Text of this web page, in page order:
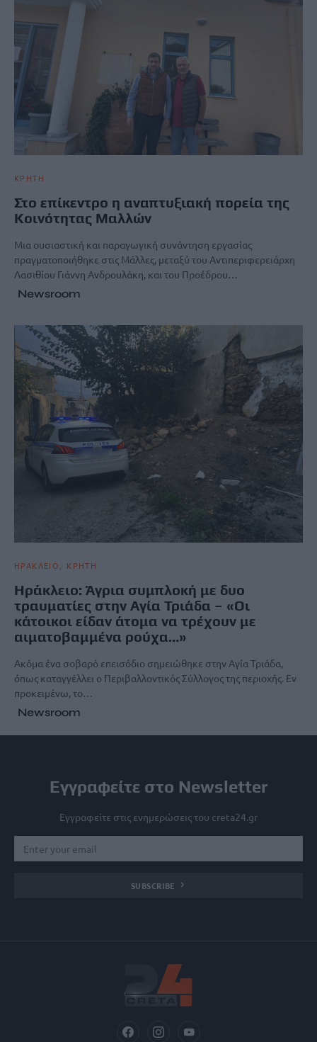
ΚΡΗΤΗ
Στο επίκεντρο η αναπτυξιακή πορεία της
Κοινότητας Μαλλών
Μια ουσιαστική και παραγωγική συνάντηση εργασίας
πραγματοποιήθηκε στις Μάλλες, μεταξύ του Αντιπεριφερειάρχη
Λασιθίου Γιάννη Ανδρουλάκη, και του Προέδρου…
Newsroom
ΗΡΑΚΛΕΙΟ ΚΡΗΤΗ
Ηράκλειο: Άγρια συμπλοκή με δυο
τραυματίες στην Αγία Τριάδα – «Οι
κάτοικοι είδαν άτομα να τρέχουν με
αιματοβαμμένα ρούχα…»
Ακόμα ένα σοβαρό επεισόδιο σημειώθηκε στην Αγία Τριάδα,
όπως καταγγέλλει ο Περιβαλλοντικός Σύλλογος της περιοχής. Εν
προκειμένω, το…
Newsroom
Εγγραφείτε στο Newsletter
Εγγραφείτε στις ενημερώσεις του creta24.gr
SUBSCRIBE